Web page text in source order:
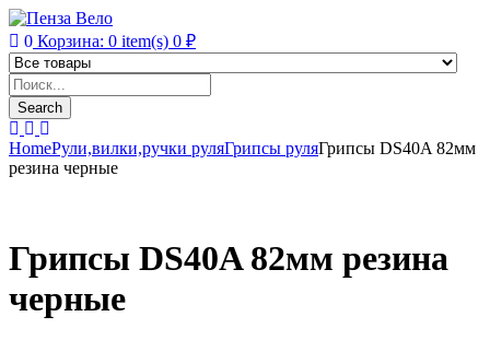
0 Корзина: 0 item(s) 0 ₽
Products
search
Search
HomeРули,вилки,ручки руляГрипсы руляГрипсы DS40A 82мм
резина черные
Грипсы DS40A 82мм резина
черные